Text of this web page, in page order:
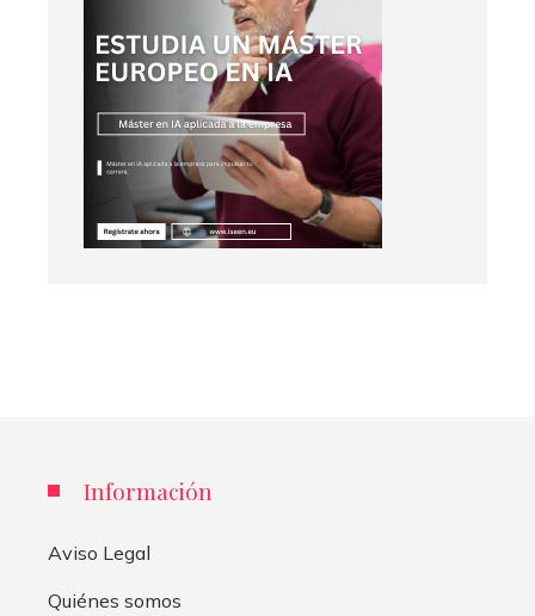
Información
Aviso Legal
Quiénes somos